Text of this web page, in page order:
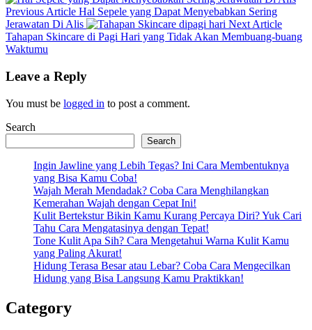
Previous Article Previous
Post:
Hal Sepele yang Dapat Menyebabkan Sering
Jerawatan Di Alis
Next ArticleNext
Post:
Tahapan Skincare di Pagi Hari yang Tidak Akan Membuang-buang
Waktumu
Leave a Reply
You must be logged in to post a comment.
Search
Search
Ingin Jawline yang Lebih Tegas? Ini Cara Membentuknya
yang Bisa Kamu Coba!
Wajah Merah Mendadak? Coba Cara Menghilangkan
Kemerahan Wajah dengan Cepat Ini!
Kulit Bertekstur Bikin Kamu Kurang Percaya Diri? Yuk Cari
Tahu Cara Mengatasinya dengan Tepat!
Tone Kulit Apa Sih? Cara Mengetahui Warna Kulit Kamu
yang Paling Akurat!
Hidung Terasa Besar atau Lebar? Coba Cara Mengecilkan
Hidung yang Bisa Langsung Kamu Praktikkan!
Category